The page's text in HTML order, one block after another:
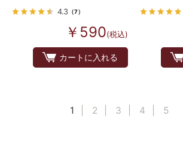
4.3 （7）
￥590(税込)
カートに入れる
1 2 3 4 5